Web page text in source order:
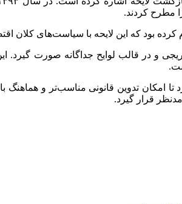
بود که این لایحه با سیاست‌های کلان
و در قالب لوایح جداگانه صورت
تا امکان تدوین قانونی مناسب‌تر و
قرار گیرد.